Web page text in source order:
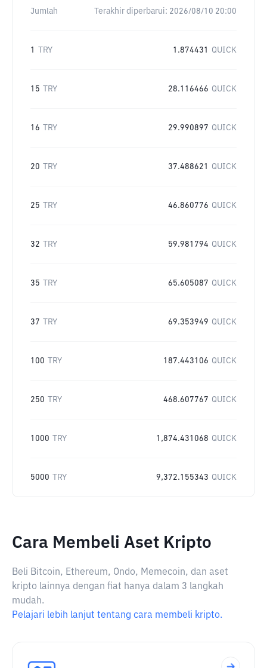
Jumlah Terakhir diperbarui: 2026/08/10 20:00
1 TRY 1.874431 QUICK
15 TRY 28.116466 QUICK
16 TRY 29.990897 QUICK
20 TRY 37.488621 QUICK
25 TRY 46.860776 QUICK
32 TRY 59.981794 QUICK
35 TRY 65.605087 QUICK
37 TRY 69.353949 QUICK
100 TRY 187.443106 QUICK
250 TRY 468.607767 QUICK
1000 TRY 1,874.431068 QUICK
5000 TRY 9,372.155343 QUICK
Cara Membeli Aset Kripto
Beli Bitcoin, Ethereum, Ondo, Memecoin, dan aset
kripto lainnya dengan fiat hanya dalam 3 langkah
mudah.
Pelajari lebih lanjut tentang cara membeli kripto.